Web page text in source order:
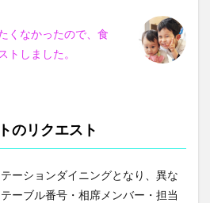
くなかったので、食
トしました。
のリクエスト
ーションダイニングとなり、異な
ーブル番号・相席メンバー・担当